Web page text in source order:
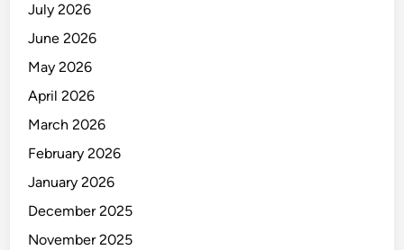
July 2026
June 2026
May 2026
April 2026
March 2026
February 2026
January 2026
December 2025
November 2025